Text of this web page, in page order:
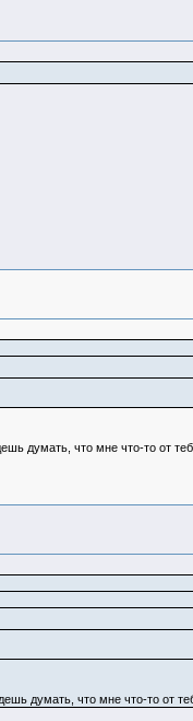
думать, что мне что-то от
думать, что мне что-то от